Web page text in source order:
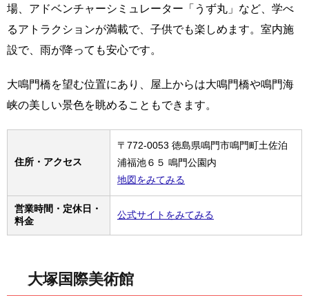
場、アドベンチャーシミュレーター「うず丸」など、学べ
るアトラクションが満載で、子供でも楽しめます。室内施
設で、雨が降っても安心です。
大鳴門橋を望む位置にあり、屋上からは大鳴門橋や鳴門海
峡の美しい景色を眺めることもできます。
住所・アクセス
〒772-0053 徳島県鳴門市鳴門町土佐泊
浦福池６５ 鳴門公園内
地図をみてみる
営業時間・定休日・
料金
公式サイトをみてみる
大塚国際美術館